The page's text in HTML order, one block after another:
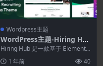
Wordpress主题
WordPress主题-Hiring Hu
b 1.2–人力资源代理WordPr
ess主题
Hiring Hub 是一款基于 Elemento
1 年前 40